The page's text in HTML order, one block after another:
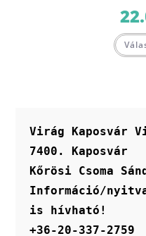
Virág Kaposvár
7400. Kaposvár
Kőrösi Csoma
Információ/
is hívható!
+36-20-337-2759